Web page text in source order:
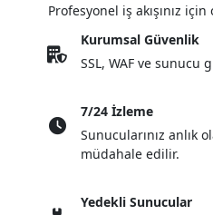
Profesyonel iş akışınız
Kurumsal Güvenlik
SSL, WAF ve sunucu
7/24 İzleme
Sunucularınız anlık
müdahale edilir.
Yedekli Sunucular